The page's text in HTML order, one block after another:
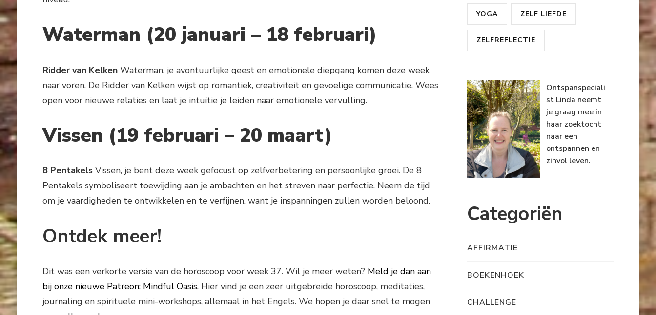
Waterman (20 januari – 18 februari)
Ridder van KelkenWaterman, je avontuurlijke geest en emotionele diepgang komen deze week
naar voren. De Ridder van Kelken wijst op romantiek, creativiteit en gevoelige communicatie. Wees
open voor nieuwe relaties en laat je intuïtie je leiden naar emotionele vervulling.
Vissen (19 februari – 20 maart)
8 PentakelsVissen, je bent deze week gefocust op zelfverbetering en persoonlijke groei. De 8
Pentakels symboliseert toewijding aan je ambachten en het streven naar perfectie. Neem de tijd
om je vaardigheden te ontwikkelen en te verfijnen, want je inspanningen zullen worden beloond.
Ontdek meer!
Dit was een verkorte versie van de horoscoop voor week 37. Wil je meer weten? Meld je dan aan
bij onze nieuwe Patreon: Mindful Oasis.Hier vind je een zeer uitgebreide horoscoop, meditaties,
journaling en spirituele mini-workshops, allemaal in het Engels. We hopen je daar snel te mogen
YOGA ZELF LIEFDE
ZELFREFLECTIE
Ontspanspeciali
st Linda neemt
je graag mee in
haar zoektocht
naar een
ontspannen en
zinvol leven.
Categoriën
AFFIRMATIE
BOEKENHOEK
CHALLENGE